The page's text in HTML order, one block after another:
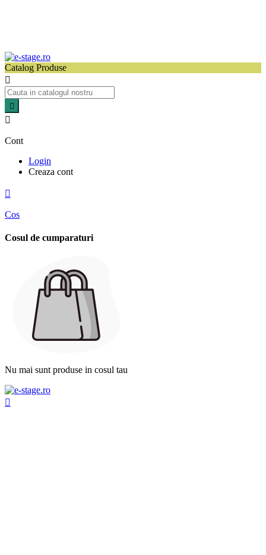
Catalog Produse



Cont
Login
Creaza cont

Cos
Cosul de cumparaturi
Nu mai sunt produse in cosul tau
